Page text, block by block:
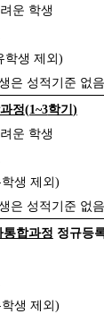
운 학생
학생 제외 )
은 성적기준 없음
정(1~3학기 )
운 학생
생 제외 )
은 성적기준 없음
통합과정 정규등
생 제외 )